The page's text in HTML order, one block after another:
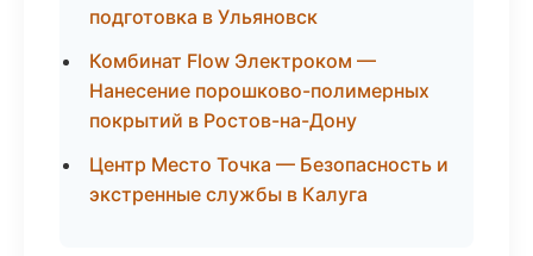
подготовка в Ульяновск
Комбинат Flow Электроком —
Нанесение порошково-полимерных
покрытий в Ростов-на-Дону
Центр Место Точка — Безопасность и
экстренные службы в Калуга